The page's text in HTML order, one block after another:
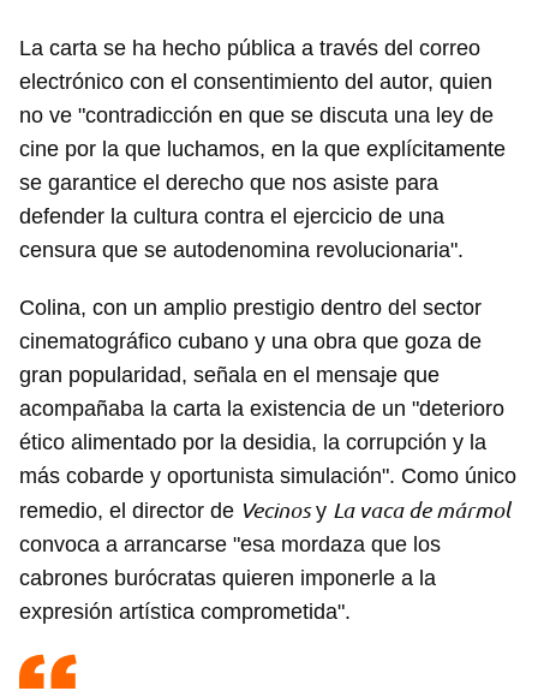
La carta se ha hecho pública a través del correo
electrónico con el consentimiento del autor, quien
no ve "contradicción en que se discuta una ley de
cine por la que luchamos, en la que explícitamente
se garantice el derecho que nos asiste para
defender la cultura contra el ejercicio de una
censura que se autodenomina revolucionaria".
Colina, con un amplio prestigio dentro del sector
cinematográfico cubano y una obra que goza de
gran popularidad, señala en el mensaje que
acompañaba la carta la existencia de un "deterioro
ético alimentado por la desidia, la corrupción y la
más cobarde y oportunista simulación". Como único
remedio, el director de Vecinosy La vaca de mármol
convoca a arrancarse "esa mordaza que los
cabrones burócratas quieren imponerle a la
expresión artística comprometida".